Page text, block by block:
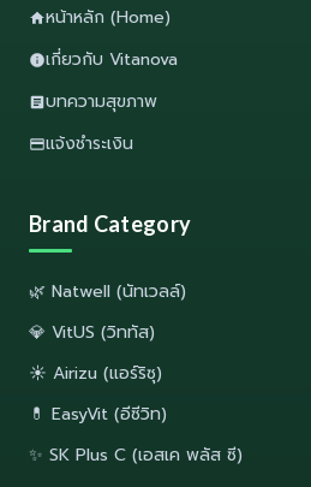
หน้าหลัก (Home)
เกี่ยวกับ Vitanova
บทความสุขภาพ
แจ้งชำระเงิน
Brand Category
🌿 Natwell (นัทเวลล์)
💎 VitUS (วิททัส)
☀️ Airizu (แอร์ริซุ)
💊 EasyVit (อีซีวิท)
✨ SK Plus C (เอสเค พลัส ซี)